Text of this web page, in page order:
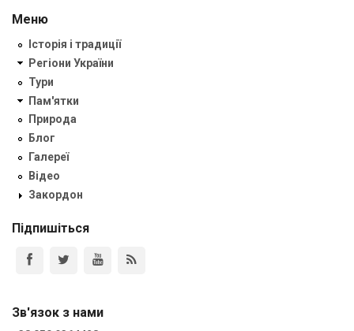
Меню
Історія і традиції
Регіони України
Тури
Пам'ятки
Природа
Блог
Галереї
Відео
Закордон
Підпишіться
Зв'язок з нами